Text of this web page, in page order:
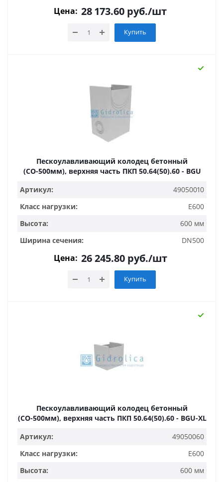
Цена: 28 173.60 руб./шт
Купить
Пескоулавливающий колодец бетонный
(СО-500мм), верхняя часть ПКП 50.64(50).60 - BGU
Артикул:
49050010
Класс нагрузки:
E600
Высота:
600 мм
Ширина сечения:
DN500
Цена: 26 245.80руб./шт
Купить
Пескоулавливающий колодец бетонный
(СО-500мм), верхняя часть ПКП 50.64(50).60 - BGU-XL
Артикул:
49050060
Класс нагрузки:
E600
Высота:
600 мм